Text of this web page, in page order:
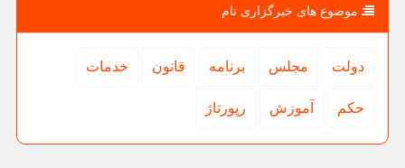
موضوع های خبرگزاری نام
دولت مجلس برنامه قانون خدمات
حكم آموزش رپورتاژ